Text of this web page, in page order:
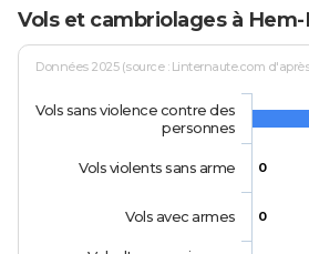
Vols et cambriolages à
Données 2025 (source : Linternaute.com
0
0
Vols sans violence contre des
personnes
Vols violents sans arme
Vols avec armes